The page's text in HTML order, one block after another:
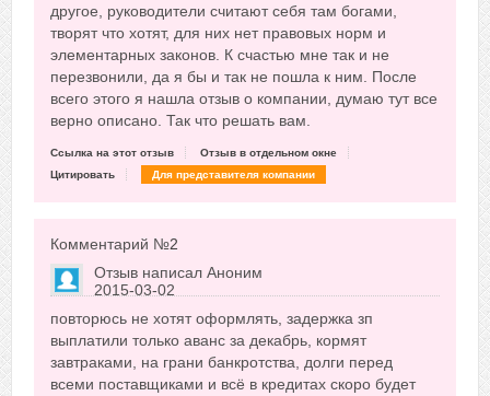
другое, руководители считают себя там богами,
творят что хотят, для них нет правовых норм и
элементарных законов. К счастью мне так и не
перезвонили, да я бы и так не пошла к ним. После
всего этого я нашла отзыв о компании, думаю тут все
верно описано. Так что решать вам.
Ссылка на этот отзыв
Отзыв в отдельном окне
Цитировать
Для представителя компании
Комментарий №2
Отзыв написал Аноним
2015-03-02
+13
Сказать друзьям об отзыве
повторюсь не хотят оформлять, задержка зп
выплатили только аванс за декабрь, кормят
завтраками, на грани банкротства, долги перед
всеми поставщиками и всё в кредитах скоро будет